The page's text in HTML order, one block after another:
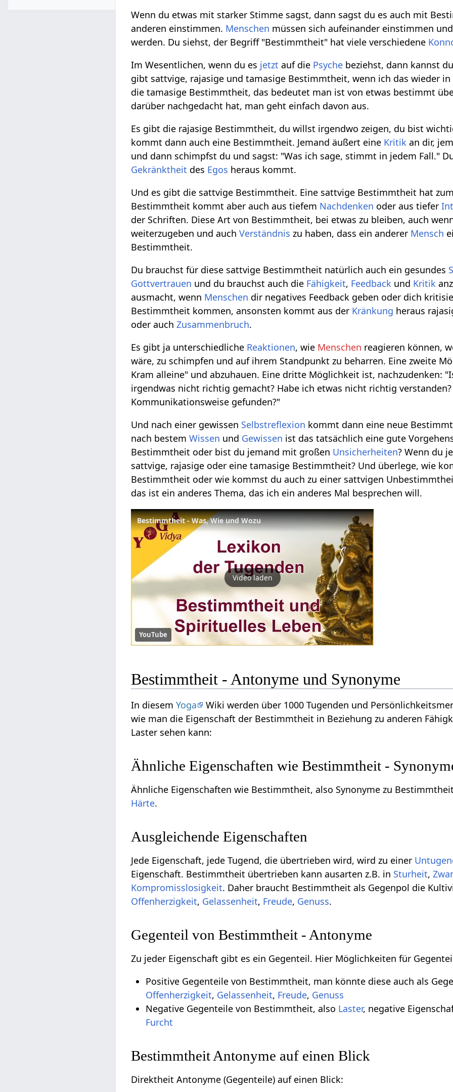
Wenn du etwas mit starker Stimme sagst, dann sagst du es auch mit
anderen einstimmen. Menschen müssen sich aufeinander einstimmen
werden. Du siehst, der Begriff "Bestimmtheit" hat viele verschiedene
Im Wesentlichen, wenn du es jetzt auf die Psyche beziehst, dann kannst
gibt sattvige, rajasige und tamasige Bestimmtheit, wenn ich das wieder
die tamasige Bestimmtheit, das bedeutet man ist von etwas bestimmt
darüber nachgedacht hat, man geht einfach davon aus.
Es gibt die rajasige Bestimmtheit, du willst irgendwo zeigen, du bist
kommt dann auch eine Bestimmtheit. Jemand äußert eine Kritik an dir,
und dann schimpfst du und sagst: "Was ich sage, stimmt in jedem Fall."
Gekränktheit des Egos heraus kommt.
Und es gibt die sattvige Bestimmtheit. Eine sattvige Bestimmtheit hat
Bestimmtheit kommt aber auch aus tiefem Nachdenken oder aus tiefer
der Schriften. Diese Art von Bestimmtheit, bei etwas zu bleiben, auch
weiterzugeben und auchVerständnis zu haben, dass ein anderer Mensch
Bestimmtheit.
Du brauchst für diese sattvige Bestimmtheit natürlich auch ein gesundes
Gottvertrauen und du brauchst auch die Fähigkeit, Feedback und Kritik
ausmacht, wenn Menschen dir negatives Feedback geben oder dich
Bestimmtheit kommen, ansonsten kommt aus der Kränkung heraus
oder auchZusammenbruch.
Es gibt ja unterschiedliche Reaktionen, wie Menschen reagieren können,
wäre, zu schimpfen und auf ihrem Standpunkt zu beharren. Eine zweite
Kram alleine" und abzuhauen. Eine dritte Möglichkeit ist, nachzudenken:
irgendwas nicht richtig gemacht? Habe ich etwas nicht richtig
Kommunikationsweise gefunden?"
Und nach einer gewissen Selbstreflexion kommt dann eine neue
nach bestemWissen und Gewissen ist das tatsächlich eine gute
Bestimmtheit oder bist du jemand mit großen Unsicherheiten? Wenn du
sattvige, rajasige oder eine tamasige Bestimmtheit? Und überlege, wie
Bestimmtheit oder wie kommst du auch zu einer sattvigen
das ist ein anderes Thema, das ich ein anderes Mal besprechen will.
Bestimmtheit - Was, Wie und Wozu
Video laden
YouTube
Bestimmtheit - Antonyme und Synonyme
In diesemYoga
Wiki werden über 1000 Tugenden und
wie man die Eigenschaft der Bestimmtheit in Beziehung zu anderen
Laster sehen kann:
Ähnliche Eigenschaften wie Bestimmtheit -
Ähnliche Eigenschaften wie Bestimmtheit, also Synonyme zu
Härte.
Ausgleichende Eigenschaften
Jede Eigenschaft, jede Tugend, die übertrieben wird, wird zu einer
Eigenschaft. Bestimmtheit übertrieben kann ausarten z.B. in Sturheit,
Kompromisslosigkeit. Daher braucht Bestimmtheit als Gegenpol die
Offenherzigkeit, Gelassenheit, Freude, Genuss.
Gegenteil von Bestimmtheit - Antonyme
Zu jeder Eigenschaft gibt es ein Gegenteil. Hier Möglichkeiten für
Positive Gegenteile von Bestimmtheit, man könnte diese auch als
Offenherzigkeit, Gelassenheit, Freude, Genuss
Negative Gegenteile von Bestimmtheit, also Laster, negative
Furcht
Bestimmtheit Antonyme auf einen Blick
Direktheit Antonyme (Gegenteile) auf einen Blick: